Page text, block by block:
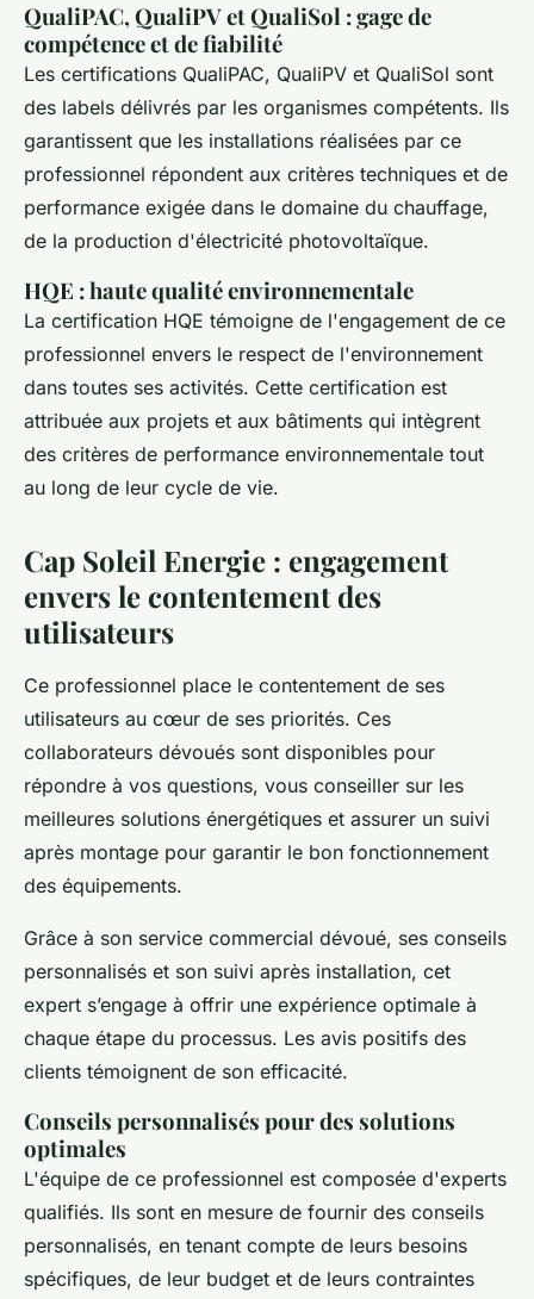
QualiPAC, QualiPV et QualiSol : gage de
compétence et de fiabilité
Les certifications QualiPAC, QualiPV et QualiSol sont
des labels délivrés par les organismes compétents. Ils
garantissent que les installations réalisées par ce
professionnel répondent aux critères techniques et de
performance exigée dans le domaine du chauffage,
de la production d'électricité photovoltaïque.
HQE : haute qualité environnementale
La certification HQE témoigne de l'engagement de ce
professionnel envers le respect de l'environnement
dans toutes ses activités. Cette certification est
attribuée aux projets et aux bâtiments qui intègrent
des critères de performance environnementale tout
au long de leur cycle de vie.
Cap Soleil Energie : engagement
envers le contentement des
utilisateurs
Ce professionnel place le contentement de ses
utilisateurs au cœur de ses priorités. Ces
collaborateurs dévoués sont disponibles pour
répondre à vos questions, vous conseiller sur les
meilleures solutions énergétiques et assurer un suivi
après montage pour garantir le bon fonctionnement
des équipements.
Grâce à son service commercial dévoué, ses conseils
personnalisés et son suivi après installation, cet
expert s’engage à offrir une expérience optimale à
chaque étape du processus. Les avis positifs des
clients témoignent de son efficacité.
Conseils personnalisés pour des solutions
optimales
L'équipe de ce professionnel est composée d'experts
qualifiés. Ils sont en mesure de fournir des conseils
personnalisés, en tenant compte de leurs besoins
spécifiques, de leur budget et de leurs contraintes